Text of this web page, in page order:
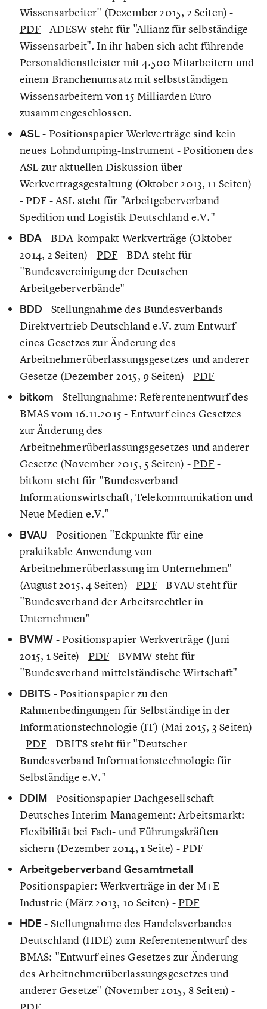
Wissensarbeiter" (Dezember 2015, 2 Seiten) -
PDF- ADESW steht für "Allianz für selbständige
Wissensarbeit". In ihr haben sich acht führende
Personaldienstleister mit 4.500 Mitarbeitern und
einem Branchenumsatz mit selbstständigen
Wissensarbeitern von 15 Milliarden Euro
zusammengeschlossen.
ASL- Positionspapier Werkverträge sind kein
neues Lohndumping-Instrument - Positionen des
ASL zur aktuellen Diskussion über
Werkvertragsgestaltung (Oktober 2013, 11 Seiten)
- PDF - ASL steht für "Arbeitgeberverband
Spedition und Logistik Deutschland e.V."
BDA - BDA_kompakt Werkverträge (Oktober
2014, 2 Seiten) - PDF - BDA steht für
"Bundesvereinigung der Deutschen
Arbeitgeberverbände"
BDD - Stellungnahme des Bundesverbands
Direktvertrieb Deutschland e.V. zum Entwurf
eines Gesetzes zur Änderung des
Arbeitnehmerüberlassungsgesetzes und anderer
Gesetze (Dezember 2015, 9 Seiten) - PDF
bitkom - Stellungnahme: Referentenentwurf des
BMAS vom 16.11.2015 - Entwurf eines Gesetzes
zur Änderung des
Arbeitnehmerüberlassungsgesetzes und anderer
Gesetze (November 2015, 5 Seiten) - PDF -
bitkom steht für "Bundesverband
Informationswirtschaft, Telekommunikation und
Neue Medien e.V."
BVAU - Positionen "Eckpunkte für eine
praktikable Anwendung von
Arbeitnehmerüberlassung im Unternehmen"
(August 2015, 4 Seiten) - PDF- BVAU steht für
"Bundesverband der Arbeitsrechtler in
Unternehmen"
BVMW - Positionspapier Werkverträge (Juni
2015, 1 Seite) - PDF- BVMW steht für
"Bundesverband mittelständische Wirtschaft"
DBITS - Positionspapier zu den
Rahmenbedingungen für Selbständige in der
Informationstechnologie (IT) (Mai 2015, 3 Seiten)
- PDF - DBITS steht für "Deutscher
Bundesverband Informationstechnologie für
Selbständige e.V."
DDIM - Positionspapier Dachgesellschaft
Deutsches Interim Management: Arbeitsmarkt:
Flexibilität bei Fach- und Führungskräften
sichern (Dezember 2014, 1 Seite) - PDF
Arbeitgeberverband Gesamtmetall-
Positionspapier: Werkverträge in der M+E-
Industrie (März 2013, 10 Seiten) - PDF
HDE - Stellungnahme des Handelsverbandes
Deutschland (HDE) zum Referentenentwurf des
BMAS: "Entwurf eines Gesetzes zur Änderung
des Arbeitnehmerüberlassungsgesetzes und
anderer Gesetze" (November 2015, 8 Seiten) -